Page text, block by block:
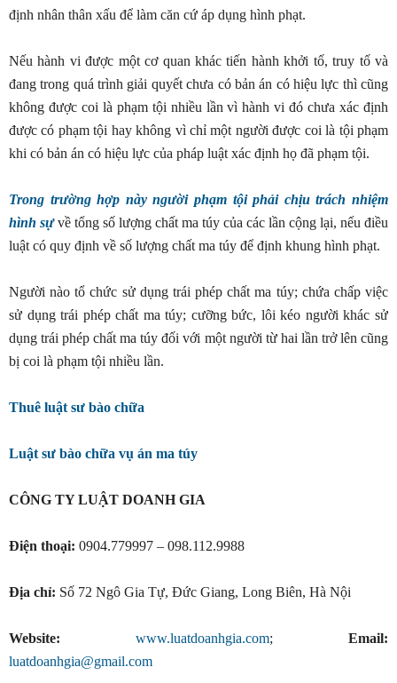
định nhân thân xấu để làm căn cứ áp dụng hình phạt.
Nếu hành vi được một cơ quan khác tiến hành khởi tố, truy tố và
đang trong quá trình giải quyết chưa có bản án có hiệu lực thì cũng
không được coi là phạm tội nhiều lần vì hành vi đó chưa xác định
được có phạm tội hay không vì chỉ một người được coi là tội phạm
khi có bản án có hiệu lực của pháp luật xác định họ đã phạm tội.
Trong trường hợp này người phạm tội phải chịu trách nhiệm
hình sựvề tổng số lượng chất ma túy của các lần cộng lại, nếu điều
luật có quy định về số lượng chất ma túy để định khung hình phạt.
Người nào tổ chức sử dụng trái phép chất ma túy; chứa chấp việc
sử dụng trái phép chất ma túy; cưỡng bức, lôi kéo người khác sử
dụng trái phép chất ma túy đối với một người từ hai lần trở lên cũng
bị coi là phạm tội nhiều lần.
Thuê luật sư bào chữa
Luật sư bào chữa vụ án ma túy
CÔNG TY LUẬT DOANH GIA
Điện thoại: 0904.779997 – 098.112.9988
Địa chỉ: Số 72 Ngô Gia Tự, Đức Giang, Long Biên, Hà Nội
Website: www.luatdoanhgia.com; Email:
luatdoanhgia@gmail.com